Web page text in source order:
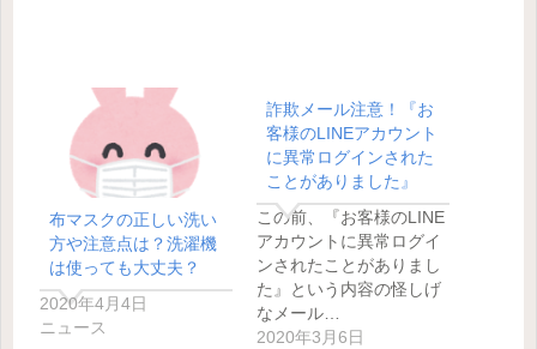
布マスクの正しい洗い
方や注意点は？洗濯機
は使っても大丈夫？
2020年4月4日
ニュース
詐欺メール注意！『お
客様のLINEアカウント
に異常ログインされた
ことがありました』
この前、『お客様のLINE
アカウントに異常ログイ
ンされたことがありまし
た』という内容の怪しげ
なメール…
2020年3月6日